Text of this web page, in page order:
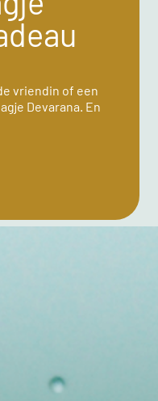
vriendin of een
Devarana. En